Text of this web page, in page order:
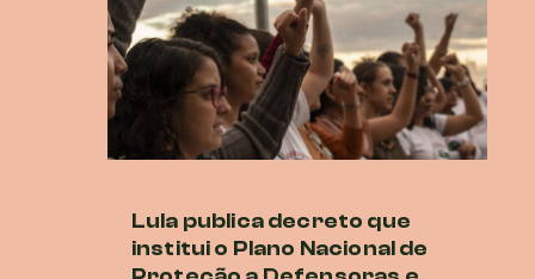
Lula publica decreto que
institui o Plano Nacional de